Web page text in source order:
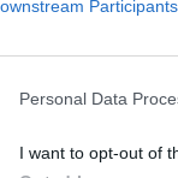
Participants
Personal Data
I want to opt-out of